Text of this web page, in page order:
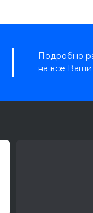
Подробно
на все Ваши